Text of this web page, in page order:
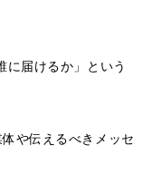
届けるか」という
や伝えるべきメッセ